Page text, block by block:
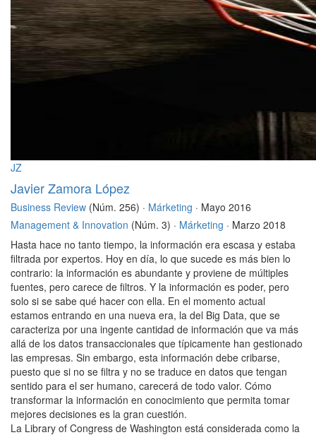
JZ
Javier Zamora López
Business Review (Núm. 256) · Márketing · Mayo 2016
Management & Innovation (Núm. 3) · Márketing · Marzo 2018
Hasta hace no tanto tiempo, la información era escasa y estaba
filtrada por expertos. Hoy en día, lo que sucede es más bien lo
contrario: la información es abundante y proviene de múltiples
fuentes, pero carece de filtros. Y la información es poder, pero
solo si se sabe qué hacer con ella. En el momento actual
estamos entrando en una nueva era, la del Big Data, que se
caracteriza por una ingente cantidad de información que va más
allá de los datos transaccionales que típicamente han gestionado
las empresas. Sin embargo, esta información debe cribarse,
puesto que si no se filtra y no se traduce en datos que tengan
sentido para el ser humano, carecerá de todo valor. Cómo
transformar la información en conocimiento que permita tomar
mejores decisiones es la gran cuestión.
La Library of Congress de Washington está considerada como la